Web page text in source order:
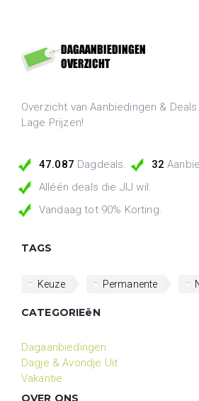
Overzicht van Aanbiedingen &
Lage Prijzen!
47.087 Dagdeals. 32
Alléén deals die JIJ wil.
Vandaag tot 90% Korting.
TAGS
Keuze Permanente
CATEGORIEëN
Dagaanbiedingen
Dagje & Avondje Uit
Vakantie
OVER ONS